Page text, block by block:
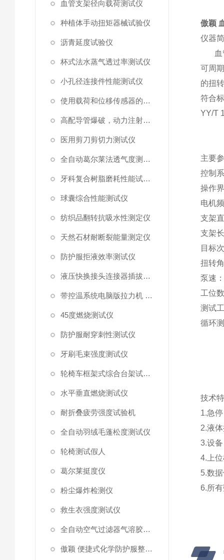
血管支架径向载荷测试仪
种植体手动扭矩器械试验仪
沥青延度试验仪
杯式法水蒸气透过率测试仪
小孔径连接件性能测试仪
使用载荷和位移传感器的塑料高速穿刺特性测试仪
高配导管爆破，动力注射中流量及压力测试仪
医用剪刀剪切力测试仪
全自动葛尔莱法透气度测试仪
牙科复合树脂磨耗性能试验仪
球囊综合性能测试仪
纺织品翻转抗吸水性测定仪
天然石材耐断裂能量测定仪
防护服拒液效率测试仪
液压快换接头连接器插拔泄漏测试仪
带控温系统电脑版拉力机 统电脑版拉力机
45度燃烧测试仪
防护服耐穿刺性测试仪
牙刷毛束强度测试仪
轮椅车框架式综合台架试验机
水平垂直燃烧测试仪
耐折叠疲劳强度试验机
全自动羽绒毛蓬松度测试仪
轮椅测试假人
葛尔莱挺度仪
粉尘爆炸检测仪
救生衣强度测试仪
全自动空气过滤器气溶胶细菌截留测试仪
傲颖 便捷式化学防护服整体气密性测试仪
傲颖
仪器
可周
的扭
符合
YY/T
主要
控制
操作
电机
支架
支架
目标
扭转
泵速
工位
测试
循环
技术
1.急
2.液
3.设
4. 上
5.数
6.所